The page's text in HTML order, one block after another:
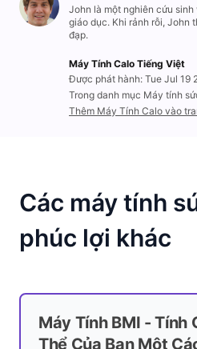
John là một nghiên cứu
giáo dục. Khi rảnh rỗi, John
đạp.
Máy Tính Calo Tiếng Việt
Được phát hành: Tue Jul 19
Trong danh mục Máy tính
Thêm Máy Tính Calo vào
Các máy tính
phúc lợi khác
Máy Tính BMI - Tính
Thể Của Bạn Một